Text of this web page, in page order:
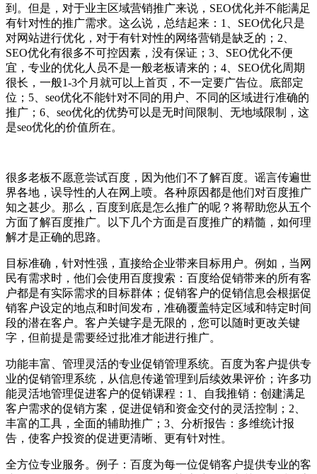
到。但是，对于业主区域营销推广来说，SEO优化并不能满足
有针对性的推广需求。这么说，总结起来：1、SEO优化只是
对网站进行优化，对于有针对性的网络营销是缺乏的；2、
SEO优化有很多不可控因素，没有保证；3、SEO优化不便
宜，专业的优化人员不是一般老板请来的；4、SEO优化周期
很长，一般1-3个月就可以上首页，不一定要广告位。底部定
位；5、seo优化不能针对不同的用户、不同的区域进行准确的
推广；6、seo优化的优势可以是无时间限制、无地域限制，这
是seo优化的价值所在。
很多老板不愿意尝试百度，因为他们不了解百度。谣言传遍世
界各地，误导性的人在网上喷。各种原因都是他们对百度推广
知之甚少。那么，百度到底是怎么推广的呢？将帮助您从五个
方面了解百度推广。以下几个方面是百度推广的精髓，如何理
解才是正确的思路。
目标准确，针对性强，直接给企业带来目标用户。例如，当网
民有需求时，他们会使用百度搜索：百度给促销带来的所有客
户都是有实际需求的目标群体；促销客户的促销信息会根据促
销客户设定的地点和时间发布，准确覆盖特定区域和特定时间
段的潜在客户。客户关键字是无限的，您可以随时更改关键
字，但前提是需要经过批准才能进行推广。
功能丰富、管理灵活的专业促销管理系统。百度为客户提供专
业的促销管理系统，从信息传递管理到后续效果评价；许多功
能灵活地管理促进客户的促销课程：1、自我推销：创建满足
客户需求的促销方案，促进促销和资金交付的灵活控制；2、
丰富的工具，全面的辅助推广；3、分析报告：多维统计报
告，使客户投资的促进更清晰、更有针对性。
全方位专业服务。例子：百度为每一位促销客户提供专业的客